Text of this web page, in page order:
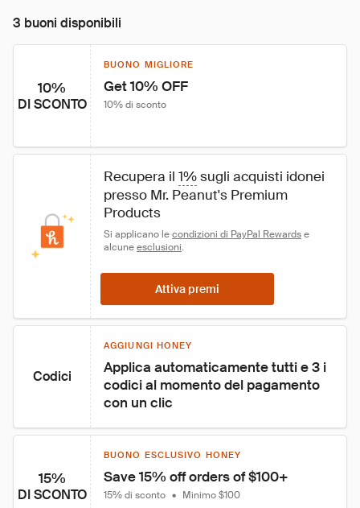
3 buoni disponibili
10%
DI SCONTO
BUONO MIGLIORE
Get 10% OFF
10% di sconto
Recupera il 1% sugli acquisti idonei
presso Mr. Peanut's Premium
Products
Si applicano le condizioni di PayPal Rewards e
alcune esclusioni.
Attiva premi
Codici
AGGIUNGI HONEY
Applica automaticamente tutti e 3 i
codici al momento del pagamento
con un clic
15%
DI SCONTO
BUONO ESCLUSIVO HONEY
Save 15% off orders of $100+
15% di sconto • Minimo $100